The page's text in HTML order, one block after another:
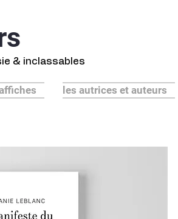
& inclassables
les autrices et auteurs